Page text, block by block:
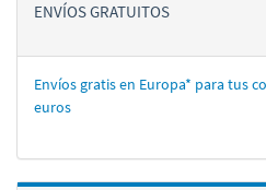
ENVÍOS GRATUITOS
Envíos gratis en Europa* para tus
euros